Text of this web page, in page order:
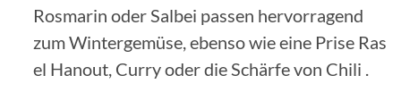
Rosmarin oder Salbei passen hervorragend
zum Wintergemüse, ebenso wie eine Prise Ras
el Hanout, Curry oder die Schärfe von Chili .